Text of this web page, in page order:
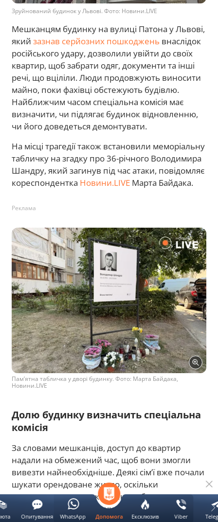
Зруйнований будинок у Львові. Фото: Новини.LIVE
Мешканцям будинку на вулиці Патона у Львові,
який зазнав серйозних пошкоджень внаслідок
російського удару, дозволили увійти до своїх
квартир, щоб забрати одяг, документи та інші
речі, що вціліли. Люди продовжують виносити
майно, поки фахівці обстежують будівлю.
Найближчим часом спеціальна комісія має
визначити, чи підлягає будинок відновленню,
чи його доведеться демонтувати.
На місці трагедії також встановили меморіальну
табличку на згадку про 36-річного Володимира
Шандру, який загинув під час атаки, повідомляє
кореспондентка Новини.LIVE Марта Байдака.
Реклама
Пам’ятна табличка у дворі будинку. Фото: Марта Байдака,
Новини.LIVE
Долю будинку визначить спеціальна
комісія
За словами мешканців, доступ до квартир
надали на обмежений час, щоб вони змогли
вивезти найнеобхідніше. Деякі сім’ї вже почали
шукати орендоване житло, оскільки
повернутися до пошкодженого будинку поки
що неможливо. Остаточне рішення щодо
Допомога Ексклюзив Viber
Опитування WhatsApp